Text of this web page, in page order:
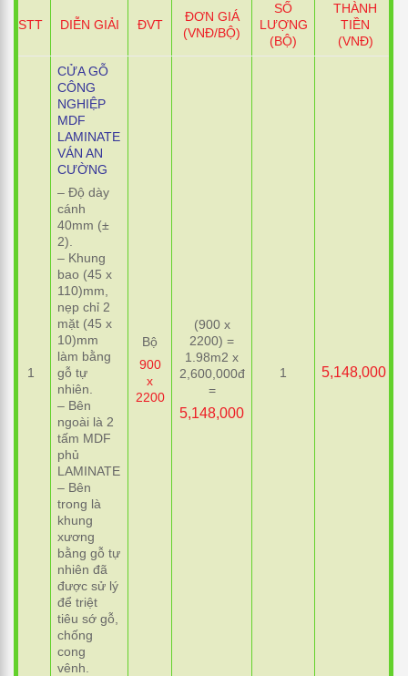
STT DIỄN GIẢI ĐVT
ĐƠN GIÁ
(VNĐ/BỘ)
SỐ
LƯỢNG
(BỘ)
THÀNH
TIỀN
(VNĐ)
1
CỬA GỖ
CÔNG
NGHIỆP
MDF
LAMINATE
VÁN AN
CƯỜNG
– Độ dày
cánh
40mm (±
2).
– Khung
bao (45 x
110)mm,
nẹp chỉ 2
mặt (45 x
10)mm
làm bằng
gỗ tự
nhiên.
– Bên
ngoài là 2
tấm MDF
phủ
LAMINATE
– Bên
trong là
khung
xương
bằng gỗ tự
nhiên đã
được sử lý
để triệt
tiêu sớ gỗ,
chống
cong
vênh.
Bộ
900
x
2200
(900 x
2200) =
1.98m2 x
2,600,000đ
=
5,148,000
1 5,148,000